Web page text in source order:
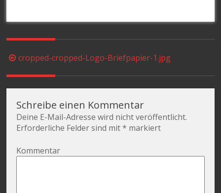
Beitragsnavigation
cropped-cropped-Logo-Briefpapier-1.jpg
Schreibe einen Kommentar
Deine E-Mail-Adresse wird nicht veröffentlicht.
Erforderliche Felder sind mit* markiert
Kommentar